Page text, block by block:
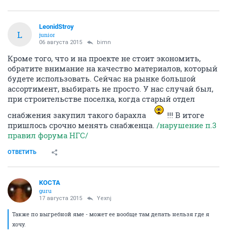
L
LeonidStroy
junior
06 августа 2015 bimn
Кроме того, что и на проекте не стоит экономить,
обратите внимание на качество материалов, который
будете использовать. Сейчас на рынке большой
ассортимент, выбирать не просто. У нас случай был,
при строительстве поселка, когда старый отдел
снабжения закупил такого барахла
!!! В итоге
пришлось срочно менять снабженца. /нарушение п.3
правил форума НГС/
ОТВЕТИТЬ
KOCTA
guru
17 августа 2015 Yexnj
Также по выгребной яме - может ее вообще там делать нельзя где я
хочу.